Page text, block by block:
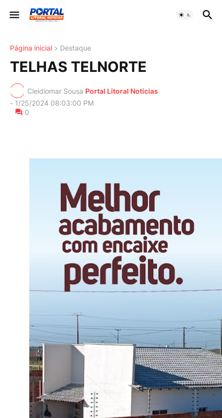
Página inicial Destaque
TELHAS TELNORTE
Cleidiomar Sousa Portal Litoral Notícias
- 1/25/2024 08:03:00 PM
0